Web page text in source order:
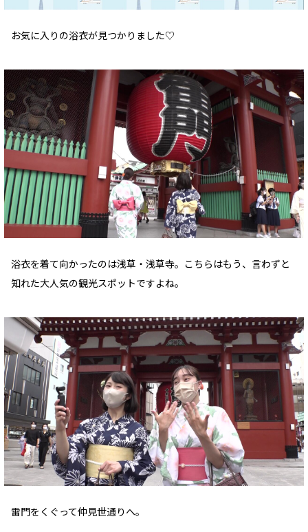
お気に入りの浴衣が見つかりました♡
浴衣を着て向かったのは浅草・浅草寺。こちらはもう、言わずと
知れた大人気の観光スポットですよね。
雷門をくぐって仲見世通りへ。